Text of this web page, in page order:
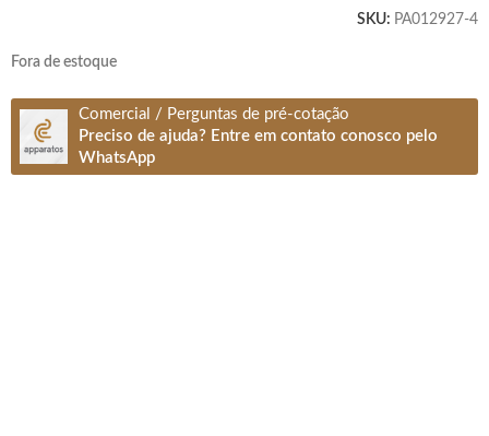
SKU: PA012927-4
Fora de estoque
Comercial / Perguntas de pré-cotação
Preciso de ajuda? Entre em contato conosco pelo
WhatsApp